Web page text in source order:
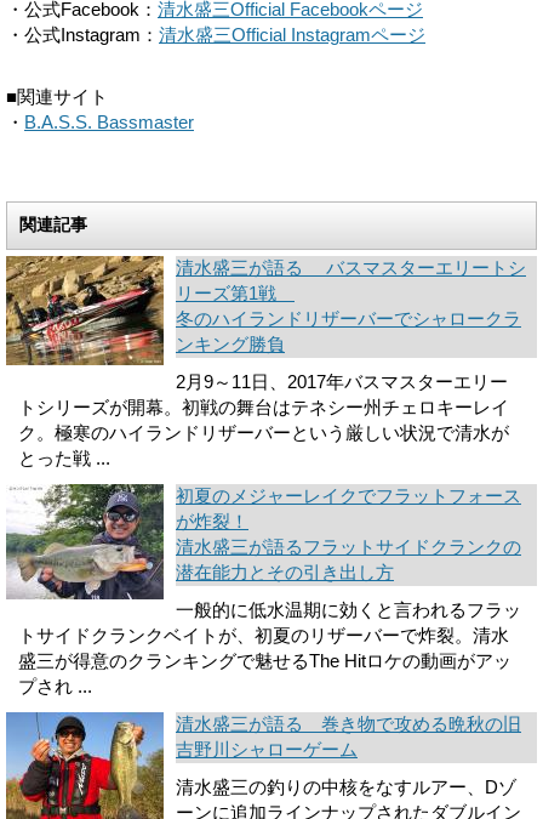
・公式Facebook： 清水盛三Official Facebookページ
・公式Instagram： 清水盛三Official Instagramページ
■関連サイト
・ B.A.S.S. Bassmaster
関連記事
清水盛三が語る バスマスターエリートシ
リーズ第1戦
冬のハイランドリザーバーでシャロークラ
ンキング勝負
2月9～11日、2017年バスマスターエリー
トシリーズが開幕。初戦の舞台はテネシー州チェロキーレイ
ク。極寒のハイランドリザーバーという厳しい状況で清水が
とった戦 ...
初夏のメジャーレイクでフラットフォース
が炸裂！
清水盛三が語るフラットサイドクランクの
潜在能力とその引き出し方
一般的に低水温期に効くと言われるフラッ
トサイドクランクベイトが、初夏のリザーバーで炸裂。清水
盛三が得意のクランキングで魅せるThe Hitロケの動画がアッ
プされ ...
清水盛三が語る 巻き物で攻める晩秋の旧
吉野川シャローゲーム
清水盛三の釣りの中核をなすルアー、Dゾ
ーンに追加ラインナップされたダブルイン